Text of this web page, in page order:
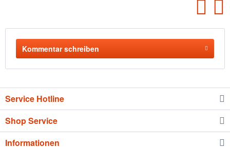
Kommentar schreiben
Service Hotline
Shop Service
Informationen